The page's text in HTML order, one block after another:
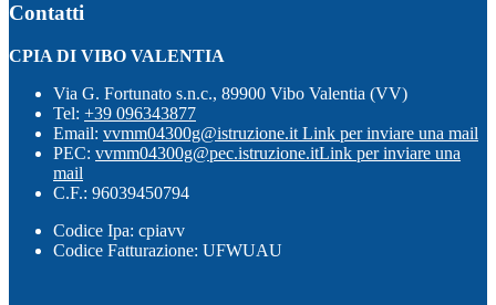
Contatti
CPIA DI VIBO VALENTIA
Via G. Fortunato s.n.c., 89900 Vibo Valentia (VV)
Tel: +39 096343877
Email: vvmm04300g@istruzione.it Link per inviare una mail
PEC: vvmm04300g@pec.istruzione.itLink per inviare una
mail
C.F.: 96039450794
Codice Ipa: cpiavv
Codice Fatturazione: UFWUAU